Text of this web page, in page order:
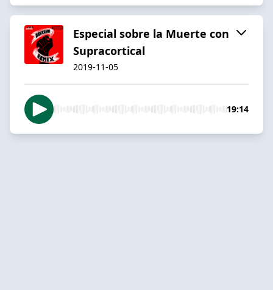
Especial sobre la Muerte con
Supracortical
2019-11-05
19:14